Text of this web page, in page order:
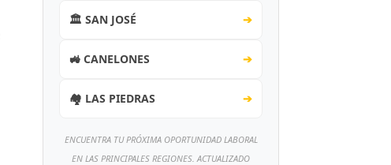
🏛️ SAN JOSÉ ➔
🚜 CANELONES ➔
🏘️ LAS PIEDRAS ➔
ENCUENTRA TU PRÓXIMA OPORTUNIDAD LABORAL
EN LAS PRINCIPALES REGIONES. ACTUALIZADO